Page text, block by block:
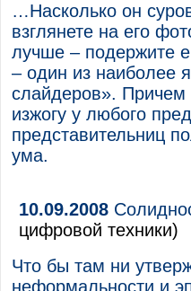
…Насколько он
взглянете на его
лучше – подержите
– один из наиболее
слайдеров». Причем
изжогу у любого
представительниц
ума.
10.09.2008
цифровой техники)
Что бы там ни
неформальности и